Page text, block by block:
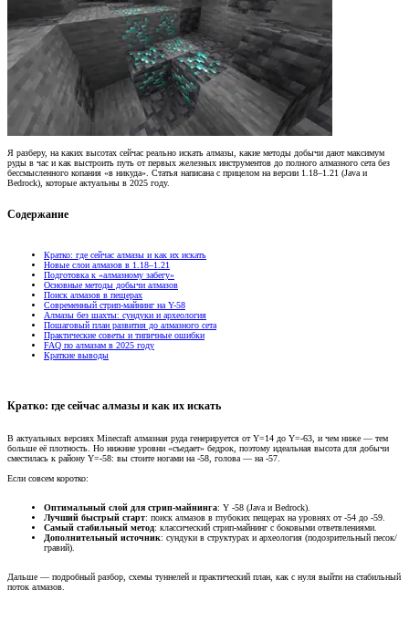
Я разберу, на каких высотах сейчас реально искать алмазы, какие методы добычи дают максимум
руды в час и как выстроить путь от первых железных инструментов до полного алмазного сета без
бессмысленного копания «в никуда». Статья написана с прицелом на версии 1.18–1.21 (Java и
Bedrock), которые актуальны в 2025 году.
Содержание​
Кратко: где сейчас алмазы и как их искать
Новые слои алмазов в 1.18–1.21
Подготовка к «алмазному забегу»
Основные методы добычи алмазов
Поиск алмазов в пещерах
Современный стрип-майнинг на Y-58
Алмазы без шахты: сундуки и археология
Пошаговый план развития до алмазного сета
Практические советы и типичные ошибки
FAQ по алмазам в 2025 году
Краткие выводы
Кратко: где сейчас алмазы и как их искать​
В актуальных версиях Minecraft алмазная руда генерируется от Y=14 до Y=-63, и чем ниже — тем
больше её плотность. Но нижние уровни «съедает» бедрок, поэтому идеальная высота для добычи
сместилась к району Y=-58: вы стоите ногами на -58, голова — на -57.
Если совсем коротко:
Оптимальный слой для стрип-майнинга: Y -58 (Java и Bedrock).
Лучший быстрый старт: поиск алмазов в глубоких пещерах на уровнях от -54 до -59.
Самый стабильный метод: классический стрип-майнинг с боковыми ответвлениями.
Дополнительный источник: сундуки в структурах и археология (подозрительный песок/
гравий).
Дальше — подробный разбор, схемы туннелей и практический план, как с нуля выйти на стабильный
поток алмазов.